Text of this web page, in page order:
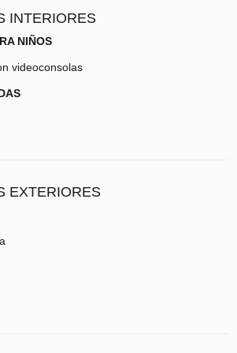
INTERIORES
NIÑOS
videoconsolas
EXTERIORES